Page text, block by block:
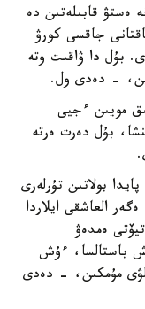
ەستۋ قابىلەتىن دە
جاقسى كورۋ
بۇل دا ۋاقىت وتە
- دەدى ول.
مويىن ءجيى
بۇل دەرت ەرتە
بولاتىن تۇرلەرى
العاشقى ايلاردا
ەمدەۋ
باستالسا، ءۇش
مۇمكىن، - دەدى